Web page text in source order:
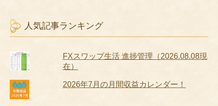
人気記事ランキング
FXスワップ生活 進捗管理（2026.08.08現
在）
2026年7月の月間収益カレンダー！